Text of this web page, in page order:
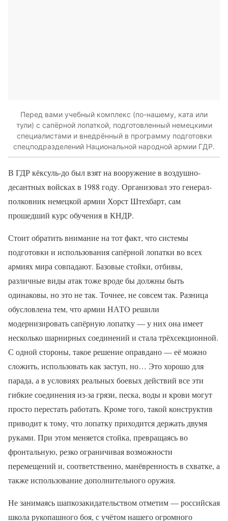
Перед вами учебный комплекс (по-нашему, ката или
тули) с сапёрной лопаткой, подготовленный немецкими
специалистами и внедрённый в программу подготовки
спецподразделений Национальной народной армии ГДР.
В ГДР кёксуль-до был взят на вооружение в воздушно-
десантных войсках в 1988 году. Организовал это генерал-
полковник немецкой армии Хорст Штехбарт, сам
прошедший курс обучения в КНДР.
Стоит обратить внимание на тот факт, что системы
подготовки и использования сапёрной лопатки во всех
армиях мира совпадают. Базовые стойки, отбивы,
различные виды атак тоже вроде бы должны быть
одинаковы, но это не так. Точнее, не совсем так. Разница
обусловлена тем, что армии НАТО решили
модернизировать сапёрную лопатку — у них она имеет
несколько шарнирных соединений и стала трёхсекционной.
С одной стороны, такое решение оправдано — её можно
сложить, использовать как заступ, но… Это хорошо для
парада, а в условиях реальных боевых действий все эти
гибкие соединения из-за грязи, песка, воды и крови могут
просто перестать работать. Кроме того, такой конструктив
приводит к тому, что лопатку приходится держать двумя
руками. При этом меняется стойка, превращаясь во
фронтальную, резко ограничивая возможности
перемещений и, соответственно, манёвренность в схватке, а
также использование дополнительного оружия.
Не занимаясь шапкозакидательством отметим — российская
школа рукопашного боя, с учётом нашего огромного